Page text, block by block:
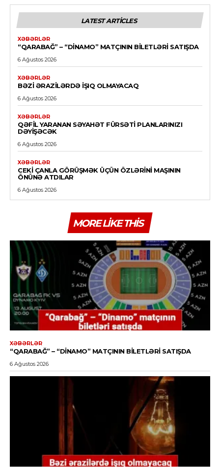
LATEST ARTICLES
XƏBƏRLƏR
“QARABAĞ” – “DINAMO” MATÇININ BILETLƏRI SATIŞDA
6 Ağustos 2026
XƏBƏRLƏR
BƏZI ƏRAZILƏRDƏ IŞIQ OLMAYACAQ
6 Ağustos 2026
XƏBƏRLƏR
QƏFIL YARANAN SƏYAHƏT FÜRSƏTI PLANLARINIZI
DƏYIŞƏCƏK
6 Ağustos 2026
XƏBƏRLƏR
CEKI ÇANLA GÖRÜŞMƏK ÜÇÜN ÖZLƏRINI MAŞININ
ÖNÜNƏ ATDILAR
6 Ağustos 2026
MORE LIKE THIS
XƏBƏRLƏR
“QARABAĞ” – “DINAMO” MATÇININ BILETLƏRI SATIŞDA
6 Ağustos 2026